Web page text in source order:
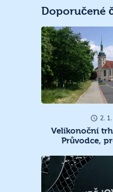
Doporučené
2.
Velikonoční
Průvodce,